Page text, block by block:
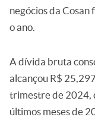
negócios da Cosan
o ano.
A dívida bruta
alcançou R$
trimestre de 2024,
últimos meses de